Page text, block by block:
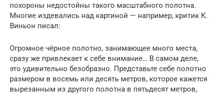
похороны недостойны такого масштабного полотна.
Многие издевались над картиной — например, критик К.
Виньон писал:
Огромное чёрное полотно, занимающее много места,
сразу же привлекает к себе внимание… В самом деле,
это удивительно безобразно. Представьте себе полотно
размером в восемь или десять метров, которое кажется
вырезанным из другого полотна в пятьдесят метров,